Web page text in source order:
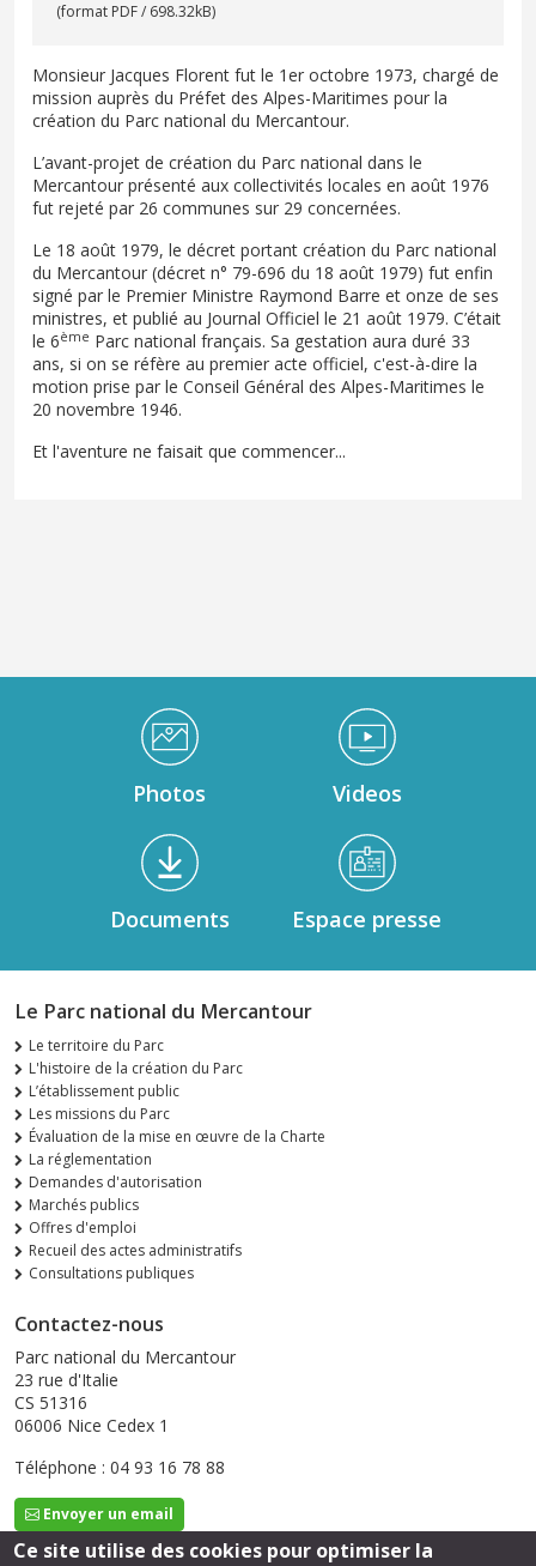
(format PDF / 698.32kB)
Monsieur Jacques Florent fut le 1er octobre 1973, chargé de
mission auprès du Préfet des Alpes-Maritimes pour la
création du Parc national du Mercantour.
L’avant-projet de création du Parc national dans le
Mercantour présenté aux collectivités locales en août 1976
fut rejeté par 26 communes sur 29 concernées.
Le 18 août 1979, le décret portant création du Parc national
du Mercantour (décret n° 79-696 du 18 août 1979) fut enfin
signé par le Premier Ministre Raymond Barre et onze de ses
ministres, et publié au Journal Officiel le 21 août 1979. C’était
le 6ème Parc national français. Sa gestation aura duré 33
ans, si on se réfère au premier acte officiel, c'est-à-dire la
motion prise par le Conseil Général des Alpes-Maritimes le
20 novembre 1946.
Et l'aventure ne faisait que commencer...
Médiathèque Footer
Photos Videos
Documents Espace presse
Le Parc national du Mercantour
Le territoire du Parc
L'histoire de la création du Parc
L’établissement public
Les missions du Parc
Évaluation de la mise en œuvre de la Charte
La réglementation
Demandes d'autorisation
Marchés publics
Offres d'emploi
Recueil des actes administratifs
Consultations publiques
Contactez-nous
Parc national du Mercantour
23 rue d'Italie
CS 51316
06006 Nice Cedex 1
Téléphone : 04 93 16 78 88
Envoyer un email
Ce site utilise des cookies pour optimiser la